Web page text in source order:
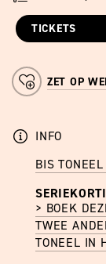
TICKETS
ZET OP
INFO
BIS
> BOEK
TWEE
TONEEL IN